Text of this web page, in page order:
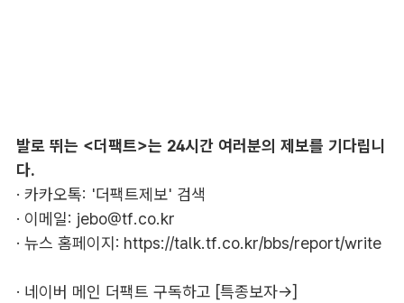
발로 뛰는 <더팩트>는 24시간 여러분의 제보를 기다립니
다.
· 카카오톡: '더팩트제보' 검색
· 이메일: jebo@tf.co.kr
· 뉴스 홈페이지: https://talk.tf.co.kr/bbs/report/write
· 네이버 메인 더팩트 구독하고 [특종보자→]